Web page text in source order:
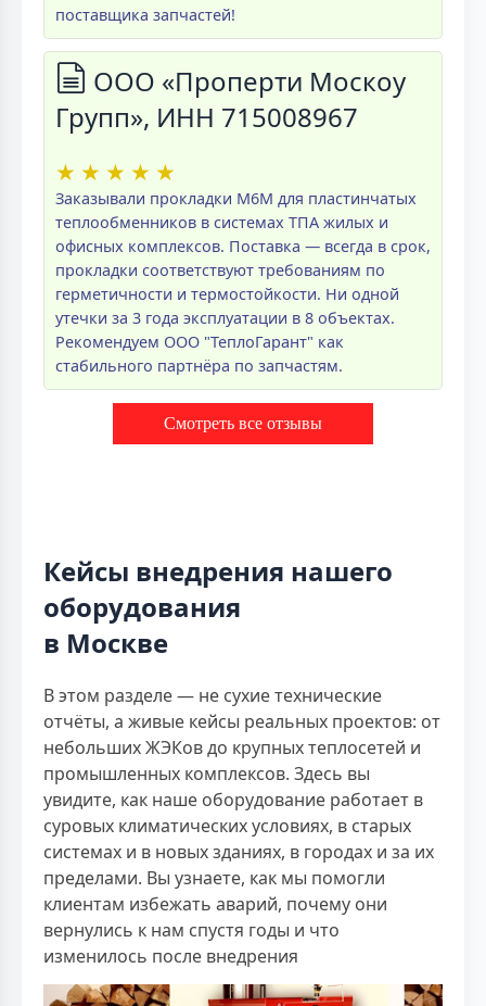
поставщика запчастей!
ООО «Проперти Москоу
Групп», ИНН 715008967
★ ★ ★ ★ ★
Заказывали прокладки M6M для пластинчатых
теплообменников в системах ТПА жилых и
офисных комплексов. Поставка — всегда в срок,
прокладки соответствуют требованиям по
герметичности и термостойкости. Ни одной
утечки за 3 года эксплуатации в 8 объектах.
Рекомендуем ООО "ТеплоГарант" как
стабильного партнёра по запчастям.
Смотреть все отзывы
Кейсы внедрения нашего
оборудования
в Москве
В этом разделе — не сухие технические
отчёты, а живые кейсы реальных проектов: от
небольших ЖЭКов до крупных теплосетей и
промышленных комплексов. Здесь вы
увидите, как наше оборудование работает в
суровых климатических условиях, в старых
системах и в новых зданиях, в городах и за их
пределами. Вы узнаете, как мы помогли
клиентам избежать аварий, почему они
вернулись к нам спустя годы и что
изменилось после внедрения